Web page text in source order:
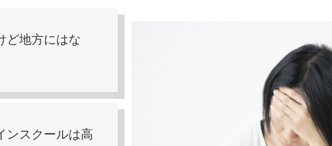
ど地方にはな
ンスクールは高